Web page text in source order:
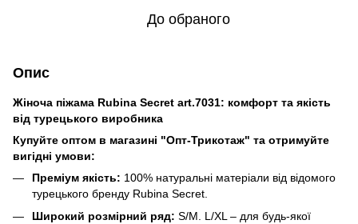
До обраного
Опис
Жіноча піжама Rubina Secret art.7031: комфорт та якість
від турецького виробника
Купуйте оптом в магазині "Опт-Трикотаж" та отримуйте
вигідні умови:
Преміум якість: 100% натуральні матеріали від відомого
турецького бренду Rubina Secret.
Широкий розмірний ряд: S/M. L/XL – для будь-якої